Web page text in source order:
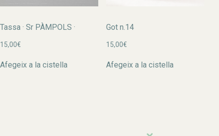
Tassa · Sr PÀMPOLS ·
15,00€
Afegeix a la cistella
Got n.14
15,00€
Afegeix a la cistella